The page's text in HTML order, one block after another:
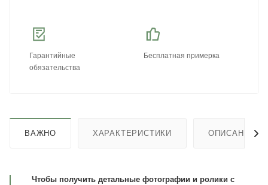
Гарантийные
обязательства
Бесплатная примерка
ВАЖНО ХАРАКТЕРИСТИКИ ОПИСАНИЕ
Чтобы получить детальные фотографии и ролики с